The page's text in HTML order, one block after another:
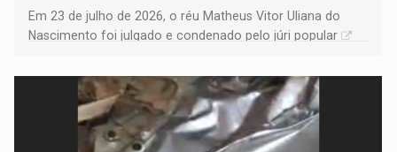
Em 23 de julho de 2026, o réu Matheus Vitor Uliana do
Nascimento foi julgado e condenado pelo júri popular